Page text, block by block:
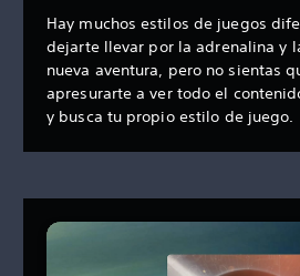
Hay muchos estilos de juegos
dejarte llevar por la adrenalina y
nueva aventura, pero no sientas
apresurarte a ver todo el
y busca tu propio estilo de juego.